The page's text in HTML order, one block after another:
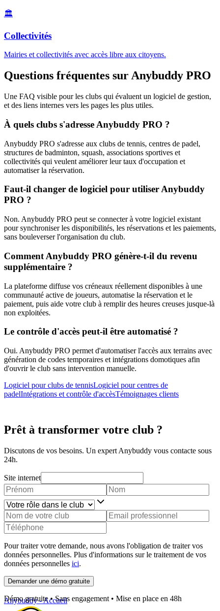
🏛️
Collectivités
Mairies et collectivités avec accès libre aux citoyens.
Questions fréquentes sur Anybuddy PRO
Une FAQ visible pour les clubs qui évaluent un logiciel de gestion,
et des liens internes vers les pages les plus utiles.
À quels clubs s'adresse Anybuddy PRO ?
Anybuddy PRO s'adresse aux clubs de tennis, centres de padel,
structures de badminton, squash, associations sportives et
collectivités qui veulent améliorer leur taux d'occupation et
automatiser la réservation.
Faut-il changer de logiciel pour utiliser Anybuddy
PRO ?
Non. Anybuddy PRO peut se connecter à votre logiciel existant
pour synchroniser les disponibilités, les réservations et les paiements,
sans bouleverser l'organisation du club.
Comment Anybuddy PRO génère-t-il du revenu
supplémentaire ?
La plateforme diffuse vos créneaux réellement disponibles à une
communauté active de joueurs, automatise la réservation et le
paiement, puis aide votre club à remplir des heures creuses jusque-là
non exploitées.
Le contrôle d'accès peut-il être automatisé ?
Oui. Anybuddy PRO permet d'automatiser l'accès aux terrains avec
génération de codes temporaires et intégrations domotiques afin
d'ouvrir le club sans intervention manuelle.
Logiciel pour clubs de tennisLogiciel pour centres de
padelIntégrations et contrôle d'accèsTémoignages clients
Prêt à transformer votre club ?
Discutons de vos besoins. Un expert Anybuddy vous contacte sous
24h.
Site internet
Pour traiter votre demande, nous avons l'obligation de traiter vos
données personnelles. Plus d'informations sur le traitement de vos
données personnelles ici.
Demander une démo gratuite
Démo gratuite • Sans engagement • Mise en place en 48h
Anybuddy - Accueil